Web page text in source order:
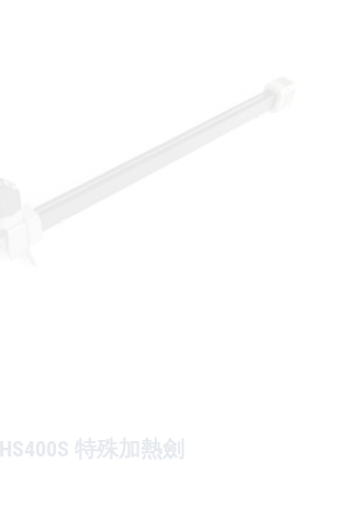
HS400S 特殊加熱劍